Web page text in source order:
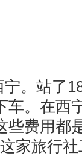
。站了
车。在西
些费用都
家旅行